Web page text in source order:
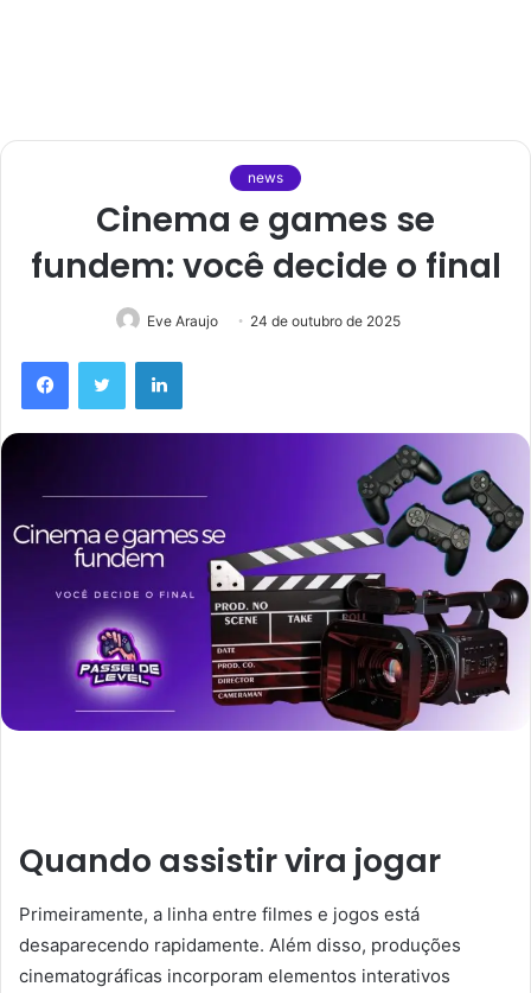
news
Cinema e games se
fundem: você decide o final
Eve Araujo 24 de outubro de 2025
FacebookTwitter Linkedin
Quando assistir vira jogar
Primeiramente, a linha entre filmes e jogos está
desaparecendo rapidamente. Além disso, produções
cinematográficas incorporam elementos interativos